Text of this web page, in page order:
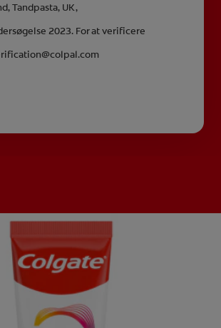
Tandpasta, UK,
2023. For at verificere